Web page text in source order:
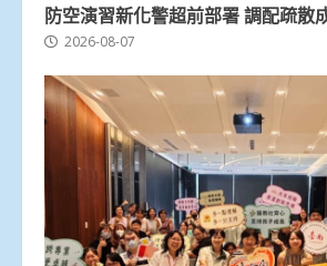
防空演習新化警超前部署 調配疏散
2026-08-07